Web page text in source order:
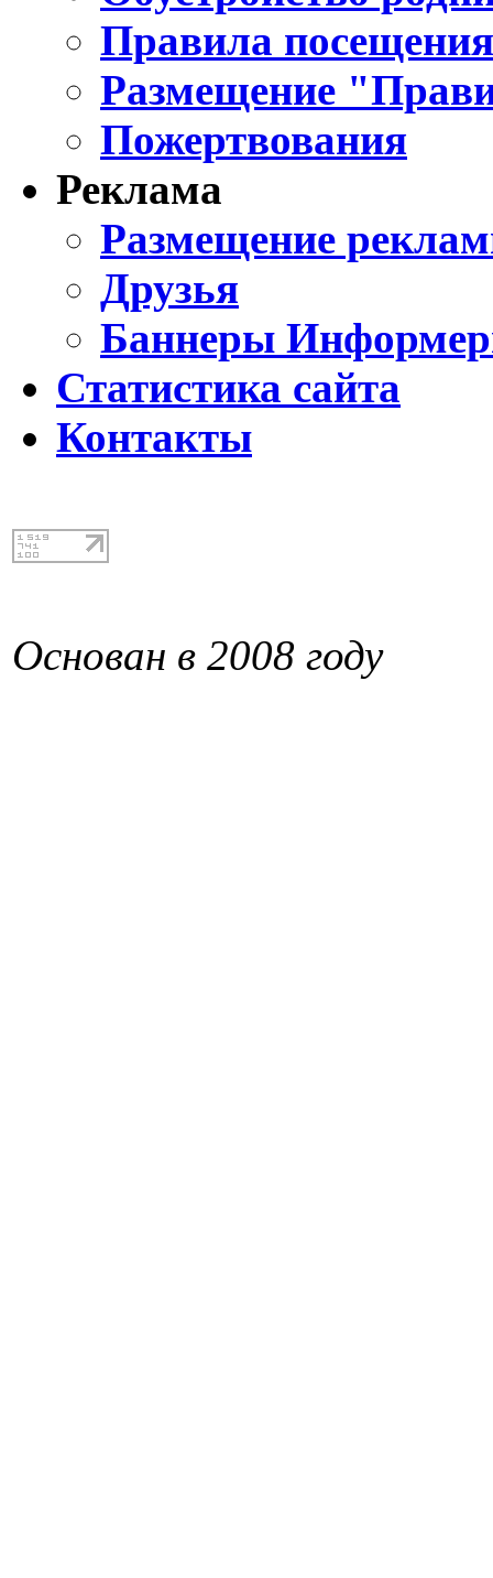
Правила
Размещение
Пожертвования
Реклама
Размещение
Друзья
Баннеры
Статистика сайта
Контакты
Основан в 2008 году